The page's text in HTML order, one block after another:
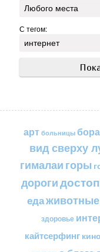
С тегом:
арт больницы
вид сверху
гималаи горы
дороги
едаживотные
здоровье
кайтсерфинг кино